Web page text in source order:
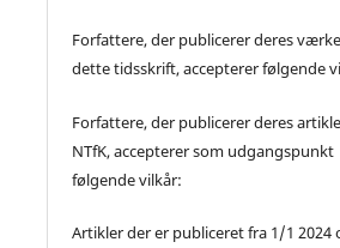
Forfattere, der publicerer deres
dette tidsskrift, accepterer følgende
Forfattere, der publicerer deres
NTfK, accepterer som udgangspunkt
følgende vilkår:
Artikler der er publiceret fra 1/1 2024